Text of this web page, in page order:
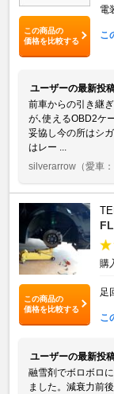
この商品の
価格を比較する
電
こ
ユーザーの最新投
前車からの引き継
が､使えるOBD2ケ
妥協し今の所はシ
はレー ...
silverarrow （愛車
この商品の
価格を比較する
購
足
こ
ユーザーの最新投
融雪剤でボロボロ
ました。減衰力前